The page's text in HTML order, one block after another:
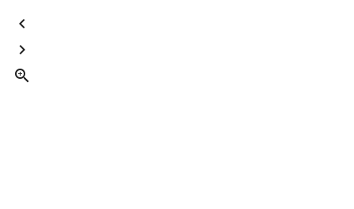


